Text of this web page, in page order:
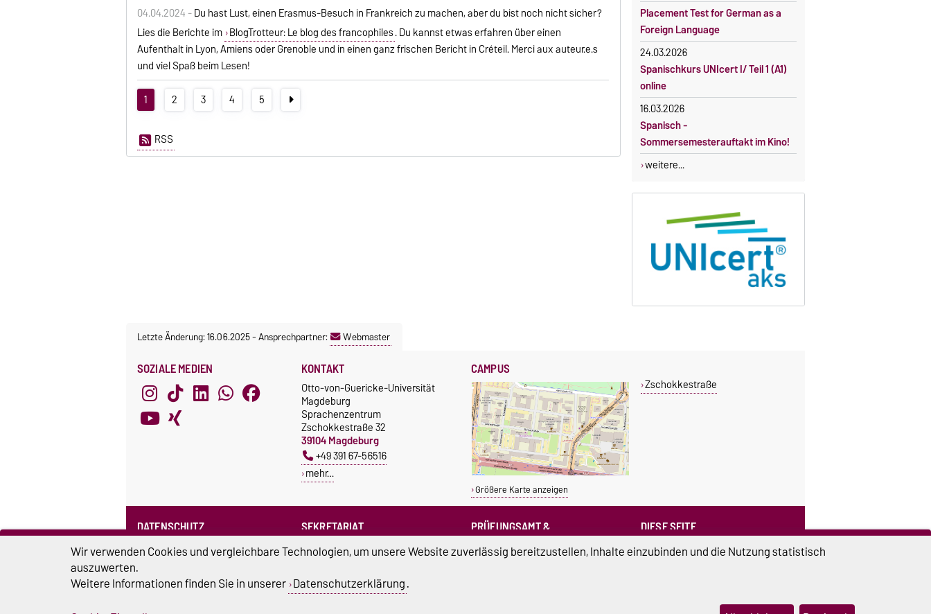
04.04.2024 -Du hast Lust, einen Erasmus-Besuch in Frankreich zu machen, aber du bist noch nicht sicher?
Lies die Berichte im BlogTrotteur: Le blog des francophiles. Du kannst etwas erfahren über einen
Aufenthalt in Lyon, Amiens oder Grenoble und in einen ganz frischen Bericht in Créteil. Merci aux auteur.e.s
und viel Spaß beim Lesen!
1 2 3 4 5
RSS
Placement Test for German as a
Foreign Language
24.03.2026
Spanischkurs UNIcert I/ Teil 1 (A1)
online
16.03.2026
Spanisch -
Sommersemesterauftakt im Kino!
weitere...
Letzte Änderung: 16.06.2025-Ansprechpartner: Webmaster
SOZIALE MEDIEN KONTAKT
Otto-von-Guericke-Universität
Magdeburg
Sprachenzentrum
Zschokkestraße 32
39104 Magdeburg
+49 391 67-56516
mehr…
CAMPUS
Größere Karte anzeigen
Zschokkestraße
DATENSCHUTZ
Datenschutzerklärung des SPRZ
SEKRETARIAT
sprachenzentrum@ovgu.de
PRÜFUNGSAMT &
PRÜFUNGSAUSSCHUSS
DIESE SEITE
Vorlesen
Wir verwenden Cookies und vergleichbare Technologien, um unsere Website zuverlässig bereitzustellen, Inhalte einzubinden und die Nutzung statistisch
auszuwerten.
Weitere Informationen finden Sie in unserer Datenschutzerklärung.